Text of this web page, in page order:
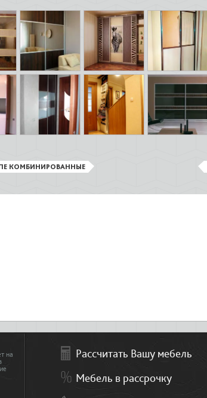
КОМБИНИРОВАННЫЕ
на
Рассчитать Вашу мебель
Мебель в рассрочку